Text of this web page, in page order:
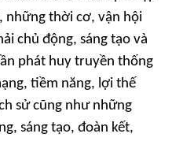
những thời cơ, vận hội
chủ động, sáng tạo và
phát huy truyền thống
tiềm năng, lợi thế
sử cũng như những
sáng tạo, đoàn kết,